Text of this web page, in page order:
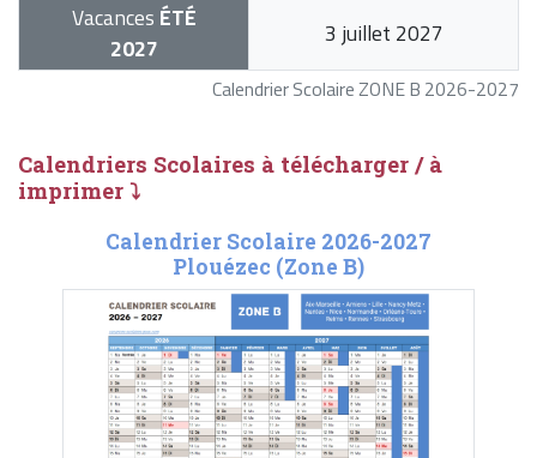
Calendrier Scolaire ZONE B 2026-2027
Vacances ÉTÉ
2027
3 juillet 2027
Calendriers Scolaires à télécharger / à
imprimer ⤵
Calendrier Scolaire 2026-2027
Plouézec (Zone B)